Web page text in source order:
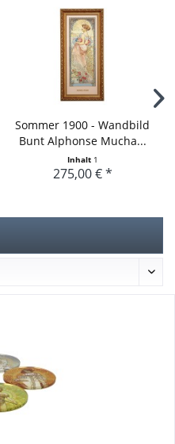
Sommer 1900 - Wandbild
Bunt Alphonse Mucha...
Inhalt 1
275,00 € *